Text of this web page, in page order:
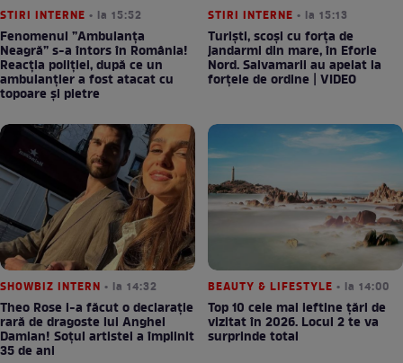
STIRI INTERNE • la 15:52
Fenomenul ”Ambulanța
Neagră” s-a întors în România!
Reacția poliției, după ce un
ambulanțier a fost atacat cu
topoare și pietre
STIRI INTERNE • la 15:13
Turiști, scoși cu forța de
jandarmi din mare, în Eforie
Nord. Salvamarii au apelat la
forțele de ordine | VIDEO
SHOWBIZ INTERN • la 14:32
Theo Rose i-a făcut o declarație
rară de dragoste lui Anghel
Damian! Soțul artistei a împlinit
35 de ani
BEAUTY & LIFESTYLE • la 14:00
Top 10 cele mai ieftine țări de
vizitat în 2026. Locul 2 te va
surprinde total